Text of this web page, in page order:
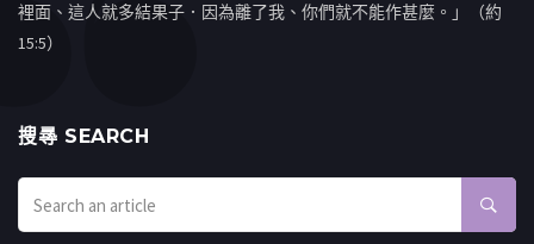
裡面、這人就多結果子．因為離了我、你們就不能作甚麼。」（約
15:5）
搜㝷 SEARCH